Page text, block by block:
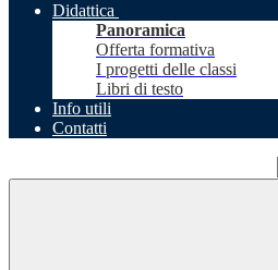
Didattica
Panoramica
Offerta formativa
I progetti delle classi
Libri di testo
Info utili
Contatti